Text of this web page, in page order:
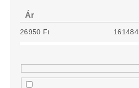
Ár
26950 Ft 161484